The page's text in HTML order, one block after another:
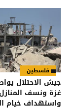
فلسطين
جيش الاحتلال
غزة ونسف المنازل
واستهداف خيام